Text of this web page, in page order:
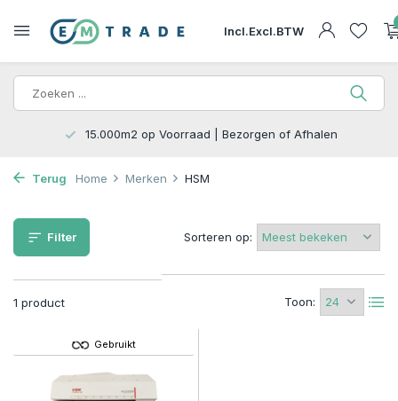
Incl.Excl.BTW
15.000m2 op Voorraad | Bezorgen of Afhalen
Terug Home Merken HSM
Filter
1 product Toon:
Sorteren op:
Gebruikt